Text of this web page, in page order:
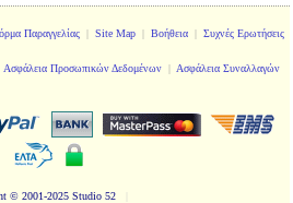
Παραγγελίας| Site Map| Βοήθεια| Συχνές Ερωτήσεις
Ασφάλεια Προσωπικών Δεδομένων | Ασφάλεια Συναλλαγών
© 2001-2025 Studio 52